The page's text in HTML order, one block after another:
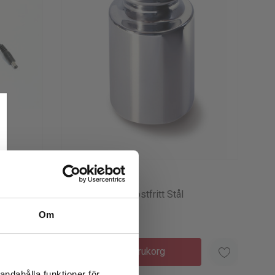
Om
Kern
Kontrollvikt M3 Rostfritt Stål
Lägg I Varukorg